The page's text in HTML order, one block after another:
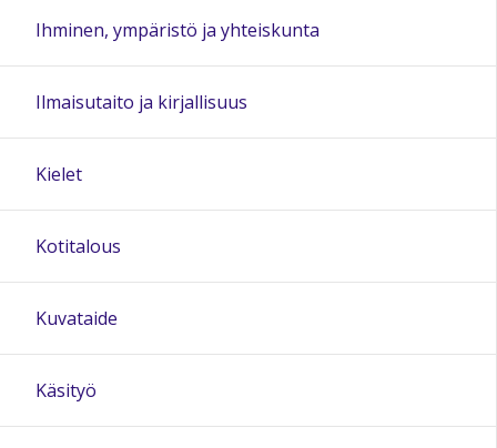
Ihminen, ympäristö ja yhteiskunta
Ilmaisutaito ja kirjallisuus
Kielet
Kotitalous
Kuvataide
Käsityö